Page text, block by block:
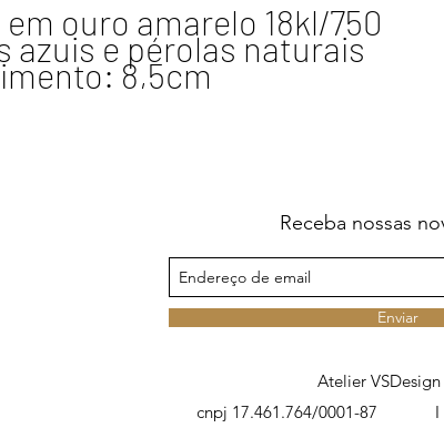
ouro amarelo 18kl/750
azuis e pérolas naturais
8,5cm
Receba nossas
Enviar
Atelier VSDesign
cnpj 17.461.764/0001-87 I